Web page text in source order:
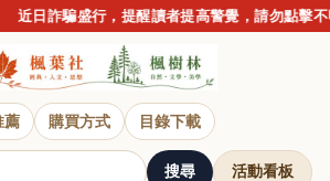
近日詐騙盛行，提醒讀者提高警覺，請勿點擊不
薦 購買方式 目錄下載
搜尋 活動看板